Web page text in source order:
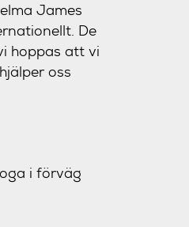
James
De
hoppas att vi
oss
i förväg